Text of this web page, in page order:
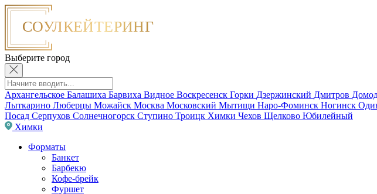
Выберите город
Архангельское Балашиха Барвиха Видное Воскресенск Горки Дзержинский Дмитров
Лыткарино Люберцы Можайск Москва Московский Мытищи Наро-Фоминск Ногинск
Посад Серпухов Солнечногорск Ступино Троицк Химки Чехов Щелково Юбилейный
Химки
Форматы
Банкет
Барбекю
Кофе-брейк
Фуршет